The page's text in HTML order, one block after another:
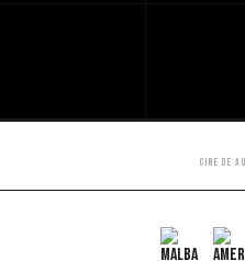
Cine de
×